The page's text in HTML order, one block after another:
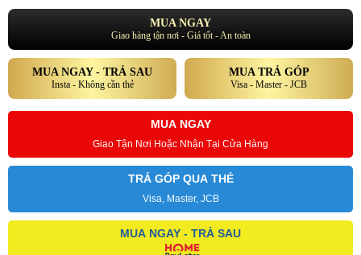
MUA NGAY
Giao hàng tận nơi - Giá tốt - An toàn
MUA NGAY - TRẢ SAU
Insta - Không cần thẻ
MUA TRẢ GÓP
Visa - Master - JCB
MUA NGAY
Giao Tận Nơi Hoặc Nhận Tại Cửa Hàng
TRẢ GÓP QUA THẺ
Visa, Master, JCB
MUA NGAY - TRẢ SAU